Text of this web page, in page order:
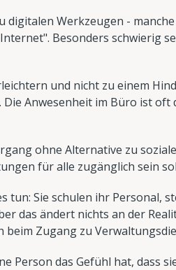
Werkzeugen -
Besonders schwierig
und nicht zu einem
Anwesenheit im Büro ist
ohne Alternative zu
für alle zugänglich sein
tun: Sie schulen ihr Personal,
das ändert nichts an der
Zugang zu
Person das Gefühl hat, dass